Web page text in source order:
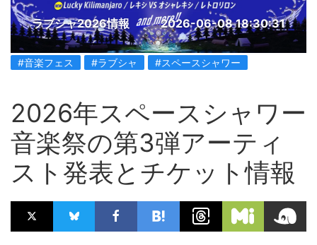
ラブシャ2026情報 2026-06-08 18:30:31
#音楽フェス #ラブシャ #スペースシャワー
2026年スペースシャワー
音楽祭の第3弾アーティ
スト発表とチケット情報